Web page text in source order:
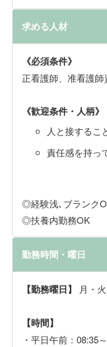
求める人材
《必須条件》
正看護師、准看護
《歓迎条件・人柄》
人と接するこ
責任感を持っ
◎経験浅､ブランク
◎扶養内勤務OK
勤務時間・曜日
【勤務曜日】 月・
【時間】
・平日午前：08:35